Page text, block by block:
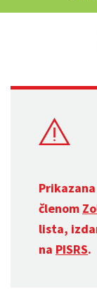
členom
lista,
na PISRS.